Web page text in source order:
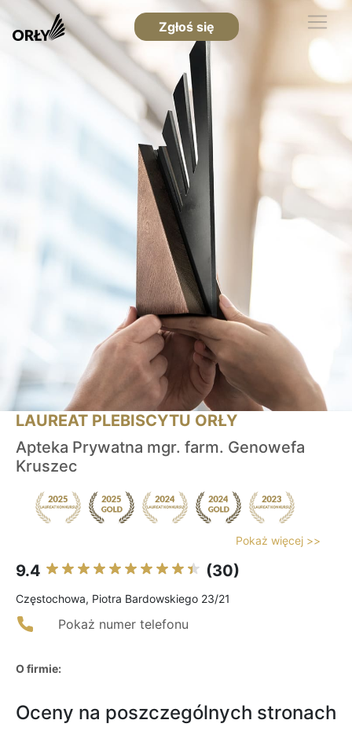
Zgłoś się
LAUREAT PLEBISCYTU ORŁY
Apteka Prywatna mgr. farm. Genowefa
Kruszec
Pokaż więcej >>
9.4 (30)
Częstochowa, Piotra Bardowskiego 23/21
Pokaż numer telefonu
O firmie:
Oceny na poszczególnych stronach